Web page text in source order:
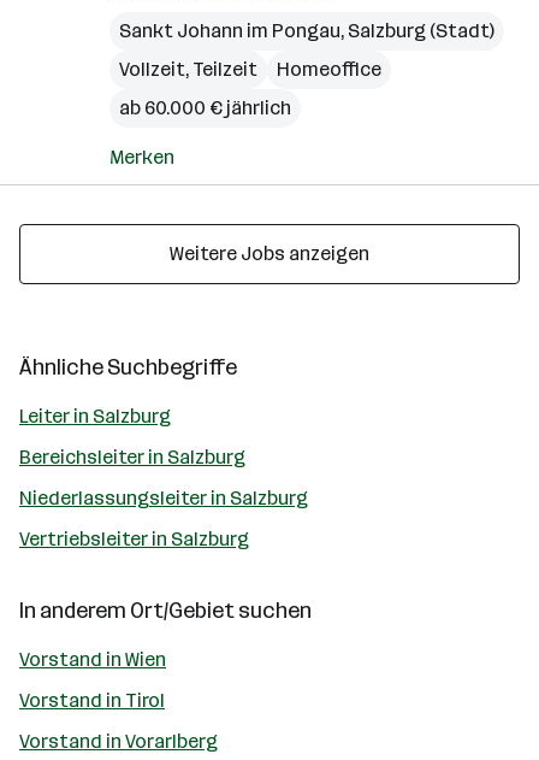
Sankt Johann im Pongau, Salzburg (Stadt)
Vollzeit, Teilzeit
Homeoffice
ab 60.000 € jährlich
Merken
Weitere Jobs anzeigen
Ähnliche Suchbegriffe
Leiter in Salzburg
Bereichsleiter in Salzburg
Niederlassungsleiter in Salzburg
Vertriebsleiter in Salzburg
In anderem Ort/Gebiet suchen
Vorstand in Wien
Vorstand in Tirol
Vorstand in Vorarlberg